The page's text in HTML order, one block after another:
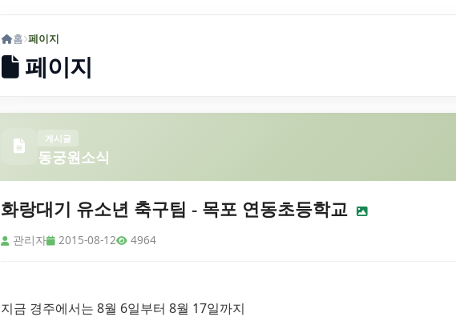
홈 페이지
페이지
게시글
동궁원소식
화랑대기 유소년 축구팀 - 목포 연동초등학교
관리자 2015-08-12 4964
지금 경주에서는 8월 6일부터 8월 17일까지